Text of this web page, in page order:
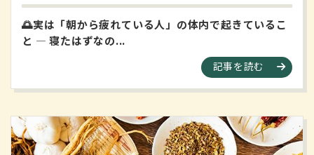
🌅実は「朝から疲れている人」の体内で起きているこ
と ― 寝たはずなの...
記事を読む